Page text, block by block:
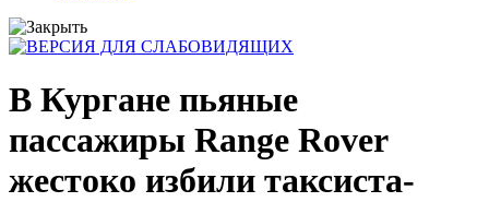
В Кургане пьяные
пассажиры Range Rover
жестоко избили таксиста-